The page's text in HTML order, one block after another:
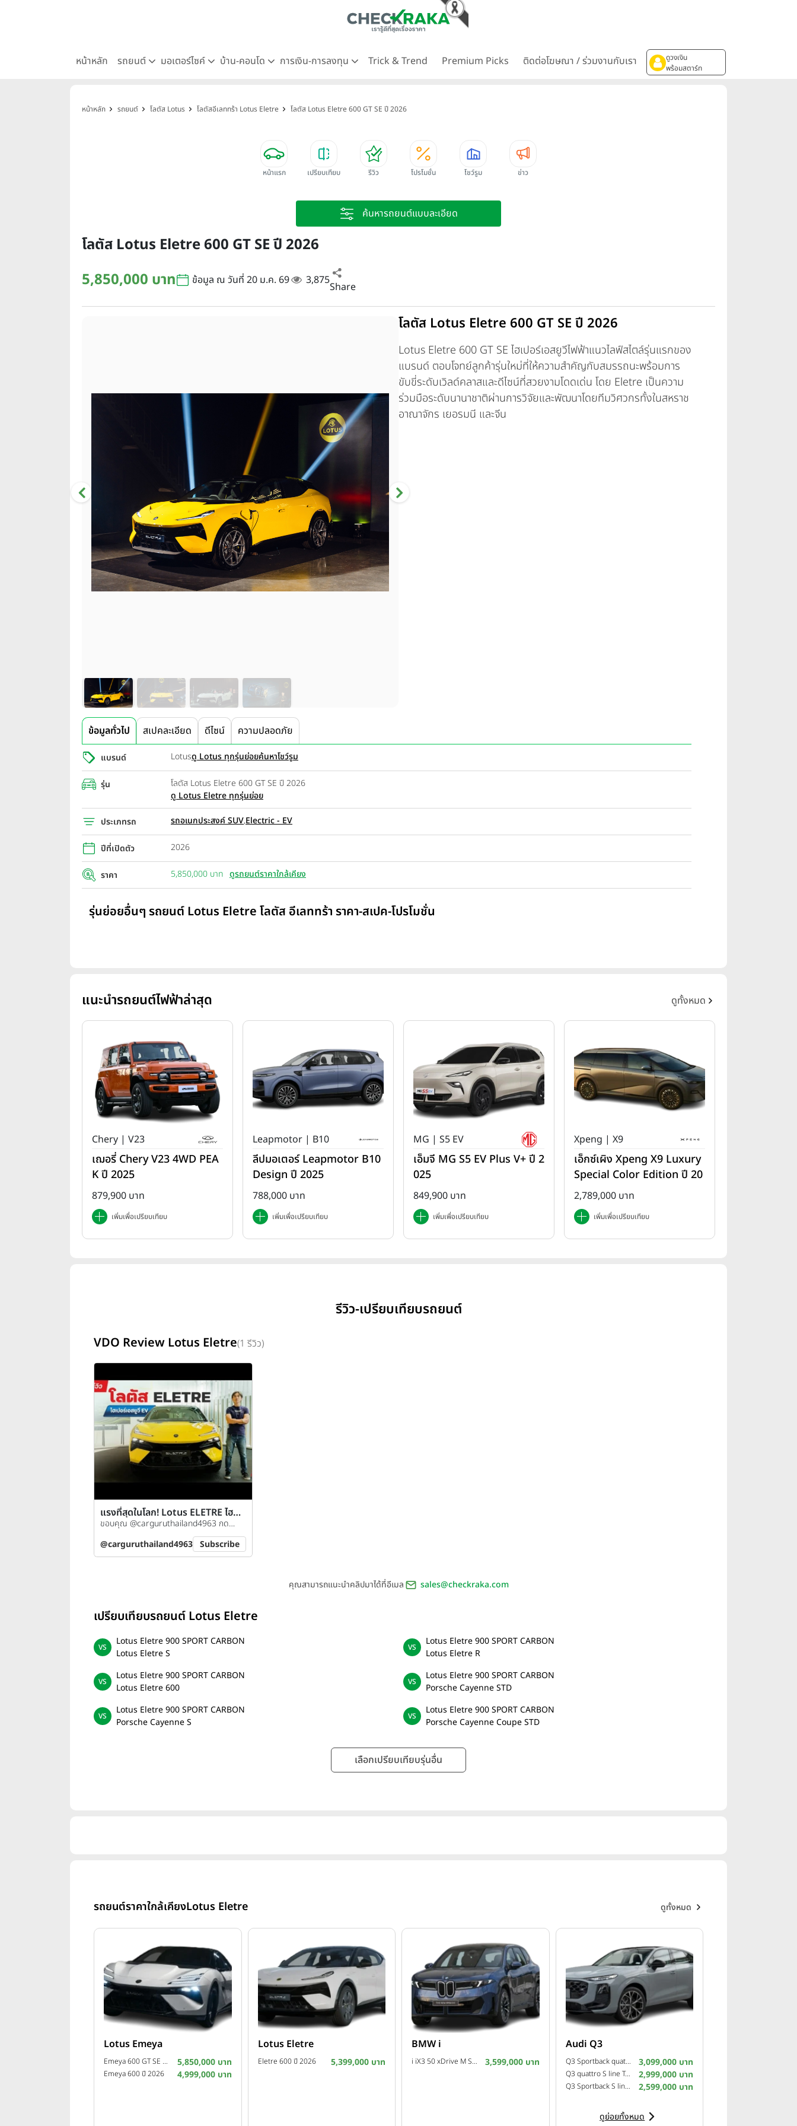
หน้าหลัก รถยนต์ มอเตอร์ไซค์ บ้าน-คอนโด การเงิน-การลงทุน Trick & Trend Premium Picks ติดต่อโฆษณา / ร่วมงานกับเรา
ดูวงเงิน
พร้อมสตาร์ท
หน้าหลัก รถยนต์ โลตัส Lotus โลตัสอีเลททร้า Lotus Eletre โลตัส Lotus Eletre 600 GT SE ปี 2026
หน้าแรก เปรียบเทียบ รีวิว โปรโมชั่น โชว์รูม ข่าว
ค้นหารถยนต์แบบละเอียด
โลตัส Lotus Eletre 600 GT SE ปี 2026
5,850,000 บาท
ข้อมูล ณ วันที่ 20 ม.ค. 69 3,875Share
โลตัส Lotus Eletre 600 GT SE ปี 2026
Lotus Eletre 600 GT SE ไฮเปอร์เอสยูวีไฟฟ้าแนวไลฟ์สไตล์รุ่นแรกของ
แบรนด์ ตอบโจทย์ลูกค้ารุ่นใหม่ที่ให้ความสำคัญกับสมรรถนะพร้อมการ
ขับขี่ระดับเวิลด์คลาสและดีไซน์ที่สวยงามโดดเด่น โดย Eletre เป็นความ
ร่วมมือระดับนานาชาติผ่านการวิจัยและพัฒนาโดยทีมวิศวกรทั้งในสหราช
อาณาจักร เยอรมนี และจีน
ข้อมูลทั่วไป สเปคละเอียด ดีไซน์ ความปลอดภัย
แบรนด์ Lotusดู Lotus ทุกรุ่นย่อยค้นหาโชว์รูม
รุ่น
โลตัส Lotus Eletre 600 GT SE ปี 2026
ดู Lotus Eletre ทุกรุ่นย่อย
ประเภทรถ รถอเนกประสงค์ SUV,Electric - EV
ปีที่เปิดตัว 2026
ราคา 5,850,000 บาท ดูรถยนต์ราคาใกล้เคียง
รุ่นย่อยอื่นๆ รถยนต์ Lotus Eletre โลตัส อีเลททร้า ราคา-สเปค-โปรโมชั่น
แนะนำรถยนต์ไฟฟ้าล่าสุด ดูทั้งหมด
Chery | V23
เฌอรี่ Chery V23 4WD PEA
K ปี 2025
879,900 บาท
เพิ่มเพื่อเปรียบเทียบ
Leapmotor | B10
ลีปมอเตอร์ Leapmotor B10
Design ปี 2025
788,000 บาท
เพิ่มเพื่อเปรียบเทียบ
MG | S5 EV
เอ็มจี MG S5 EV Plus V+ ปี 2
025
849,900 บาท
เพิ่มเพื่อเปรียบเทียบ
Xpeng | X9
เอ็กซ์เผิง Xpeng X9 Luxury
Special Color Edition ปี 20
25
2,789,000 บาท
เพิ่มเพื่อเปรียบเทียบ
รีวิว-เปรียบเทียบรถยนต์
VDO Review Lotus Eletre(1 รีวิว)
แรงที่สุดในโลก! Lotus ELETRE ไฮ
เปอร์เอสยูวี EV ราคาเริ่มต้น 5.89 ล้าน
ขอบคุณ @carguruthailand4963 กด
@carguruthailand4963 Subscribe
คุณสามารถแนะนำคลิปมาได้ที่อีเมล sales@checkraka.com
เปรียบเทียบรถยนต์ Lotus Eletre
Lotus Eletre 900 SPORT CARBON
Lotus Eletre S
Lotus Eletre 900 SPORT CARBON
Lotus Eletre R
Lotus Eletre 900 SPORT CARBON
Lotus Eletre 600
Lotus Eletre 900 SPORT CARBON
Porsche Cayenne STD
Lotus Eletre 900 SPORT CARBON
Porsche Cayenne S
Lotus Eletre 900 SPORT CARBON
Porsche Cayenne Coupe STD
เลือกเปรียบเทียบรุ่นอื่น
รถยนต์ราคาใกล้เคียงLotus Eletre ดูทั้งหมด
Lotus Emeya
Emeya 600 GT SE ปี 2026 5,850,000 บาท
Emeya 600 ปี 2026 4,999,000 บาท
Lotus Eletre
Eletre 600 ปี 2026 5,399,000 บาท
BMW i
i iX3 50 xDrive M Sport ปี 2026 3,599,000 บาท
Audi Q3
Q3 Sportback quattro S line Tech Pro ปี 2026 3,099,000 บาท
Q3 quattro S line Tech Pro ปี 2026 2,999,000 บาท
Q3 Sportback S line Tech Plus ปี 2026 2,599,000 บาท
ดูย่อยทั้งหมด